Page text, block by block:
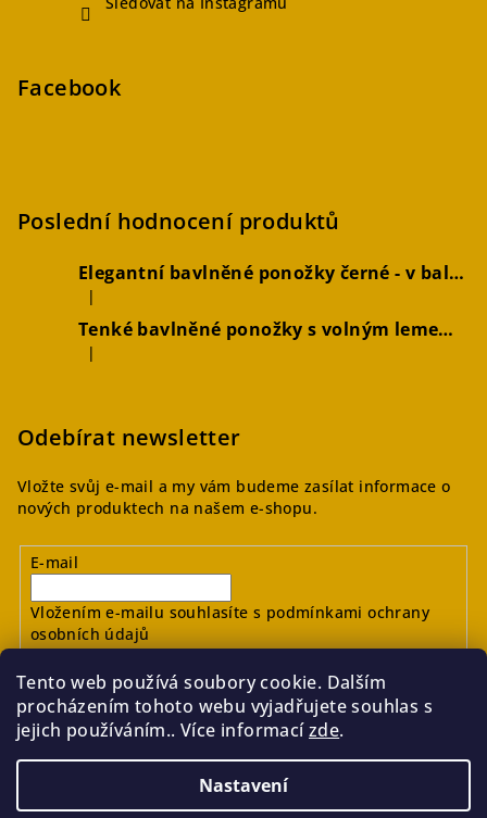
Tento web používá soubory cookie. Dalším
procházením tohoto webu vyjadřujete souhlas s
jejich používáním.. Více informacízde.
Nastavení
Facebook
Poslední hodnocení produktů
Elegantní bavlněné ponožky černé - v balení 2 párů
Hodnocení produktu je 5 z 5 hvězdiček.
|
Tenké bavlněné ponožky s volným lemem hořčicové, 2 páry
Hodnocení produktu je 4 z 5 hvězdiček.
|
Odebírat newsletter
Vložte svůj e-mail a my vám budeme zasílat informace o
nových produktech na našem e-shopu.
E-mail
Vložením e-mailu souhlasíte s podmínkami ochrany
osobních údajů
Přihlásit se